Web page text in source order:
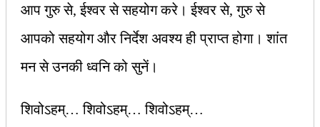
आप गुरु से, ईश्‍वर से सहयोग करे। ईश्‍वर से, गुरु से
आपको सहयोग और निर्देश अवश्य ही प्राप्त होगा। शांत
मन से उनकी ध्वनि को सुनें।
शिवोऽहम्… शिवोऽहम्… शिवोऽहम्…